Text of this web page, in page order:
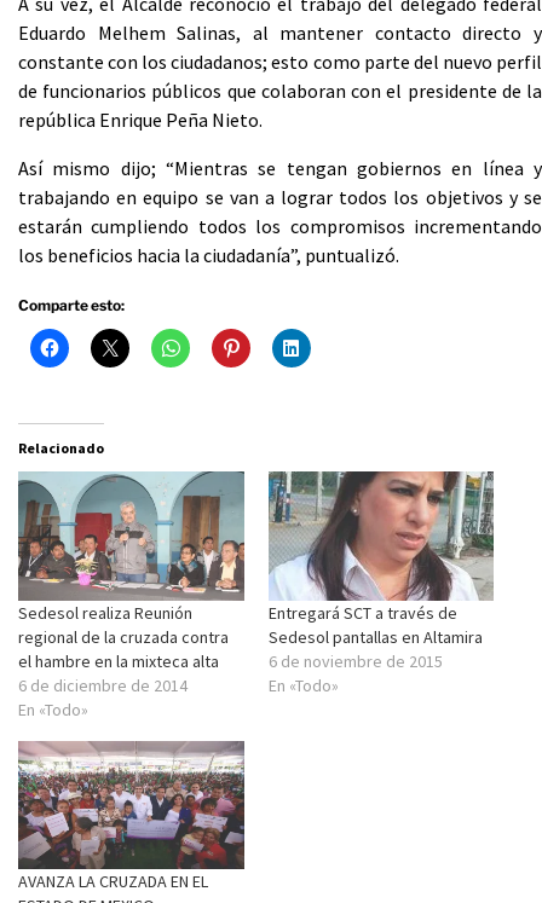
Eduardo Melhem Salinas, al mantener contacto directo y
constante con los ciudadanos; esto como parte del nuevo perfil
de funcionarios públicos que colaboran con el presidente de la
república Enrique Peña Nieto.
Así mismo dijo; “Mientras se tengan gobiernos en línea y
trabajando en equipo se van a lograr todos los objetivos y se
estarán cumpliendo todos los compromisos incrementando
los beneficios hacia la ciudadanía”, puntualizó.
Comparte esto:
Relacionado
Sedesol realiza Reunión
regional de la cruzada contra
el hambre en la mixteca alta
6 de diciembre de 2014
En «Todo»
Entregará SCT a través de
Sedesol pantallas en Altamira
6 de noviembre de 2015
En «Todo»
AVANZA LA CRUZADA EN EL